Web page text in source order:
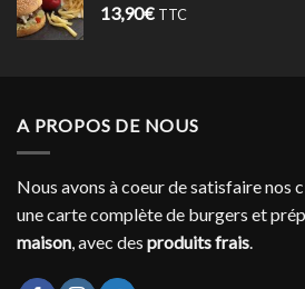
13,90€ TTC
A PROPOS DE NOUS
Nous avons à coeur de satisfaire nos
une carte complète de burgers et
maison , avec des produits frais